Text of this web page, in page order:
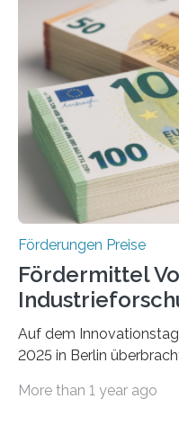
Förderungen Preise
Fördermittel
Auf dem
2025 in Berlin
Überplanmäßige
More than 1 year ago